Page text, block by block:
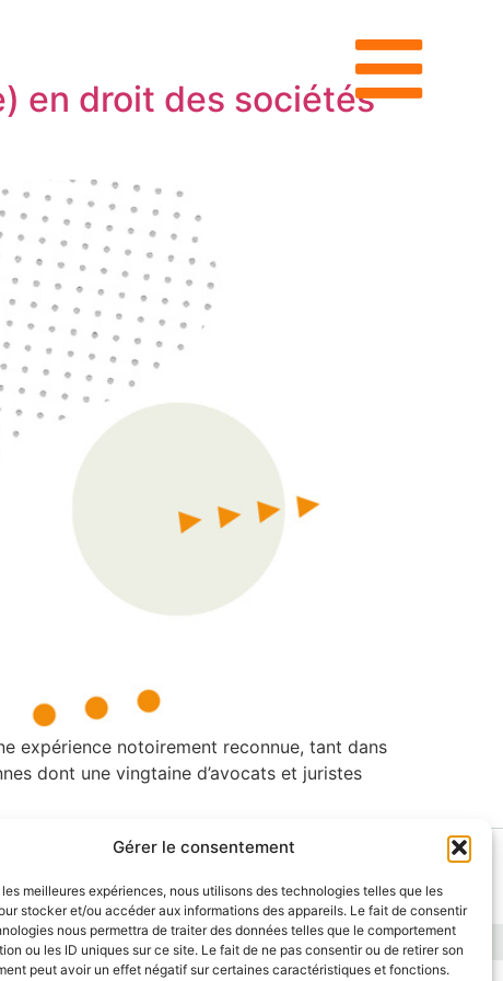
Gérer le consentement
meilleures expériences, nous utilisons des technologies telles que les
stocker et/ou accéder aux informations des appareils. Le fait de consentir
nous permettra de traiter des données telles que le comportement
ou les ID uniques sur ce site. Le fait de ne pas consentir ou de retirer son
peut avoir un effet négatif sur certaines caractéristiques et fonctions.
en droit des sociétés
expérience notoirement reconnue, tant dans
dont une vingtaine d’avocats et juristes
DIXIT Consulting 2026